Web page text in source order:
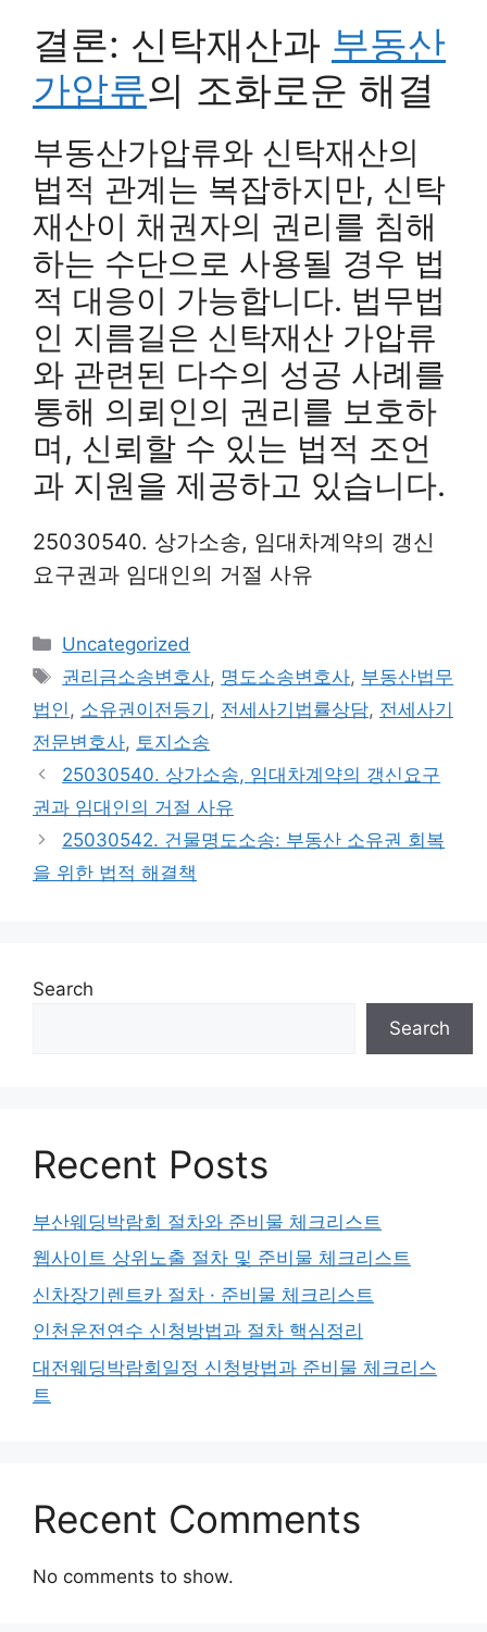
결론: 신탁재산과 부동산
가압류의 조화로운 해결
부동산가압류와 신탁재산의
법적 관계는 복잡하지만, 신탁
재산이 채권자의 권리를 침해
하는 수단으로 사용될 경우 법
적 대응이 가능합니다. 법무법
인 지름길은 신탁재산 가압류
와 관련된 다수의 성공 사례를
통해 의뢰인의 권리를 보호하
며, 신뢰할 수 있는 법적 조언
과 지원을 제공하고 있습니다.
25030540. 상가소송, 임대차계약의 갱신
요구권과 임대인의 거절 사유
Categories
Uncategorized
Tags
권리금소송변호사, 명도소송변호사, 부동산법무
법인 , 소유권이전등기 , 전세사기법률상담, 전세사기
전문변호사, 토지소송
25030540. 상가소송, 임대차계약의 갱신요구
권과 임대인의 거절 사유
25030542. 건물명도소송: 부동산 소유권 회복
을 위한 법적 해결책
Search
Search
Recent Posts
부산웨딩박람회 절차와 준비물 체크리스트
웹사이트 상위노출 절차 및 준비물 체크리스트
신차장기렌트카 절차 · 준비물 체크리스트
인천운전연수 신청방법과 절차 핵심정리
대전웨딩박람회일정 신청방법과 준비물 체크리스
트
Recent Comments
No comments to show.